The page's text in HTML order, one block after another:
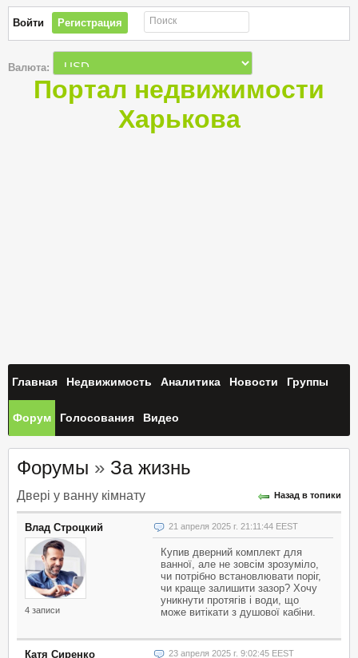
Войти Регистрация Поиск
Валюта:
Портал недвижимости
Харькова
Главная Недвижимость Аналитика Новости Группы
Форум Голосования Видео
Форумы » За жизнь
Назад в топики
Двері у ванну кімнату
Влад Строцкий
4 записи
21 апреля 2025 г. 21:11:44 EEST
Купив дверний комплект для
ванної, але не зовсім зрозуміло,
чи потрібно встановлювати поріг,
чи краще залишити зазор? Хочу
уникнути протягів і води, що
може витікати з душової кабіни.
Катя Сиренко 23 апреля 2025 г. 9:02:45 EEST